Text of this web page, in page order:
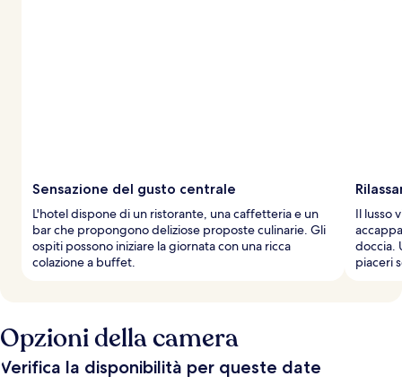
Sensazione del gusto centrale
L'hotel dispone di un ristorante, una caffetteria e un
bar che propongono deliziose proposte culinarie. Gli
ospiti possono iniziare la giornata con una ricca
colazione a buffet.
Il lusso
doccia.
piaceri
Opzioni della camera
Verifica la disponibilità per queste date